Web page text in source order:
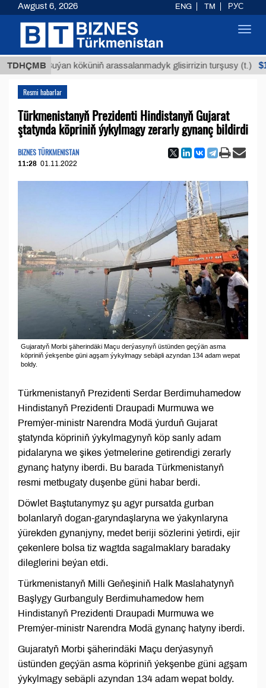
TDHÇMB
Buýan köküniň arassalanmadyk glisirrizin turşusy (t.)
Resmi habarlar
Türkmenistanyň Prezidenti Hindistanyň Gujarat
ştatynda köpriniň ýykylmagy zerarly gynanç bildirdi
BIZNES TÜRKMENISTAN
11:28 01.11.2022
Gujaratyň Morbi şäherindäki Maçu derýasynyň üstünden geçýän asma
köpriniň ýekşenbe güni agşam ýykylmagy sebäpli azyndan 134 adam wepat
boldy.
Türkmenistanyň Prezidenti Serdar Berdimuhamedow
Hindistanyň Prezidenti Draupadi Murmuwa we
Premýer-ministr Narendra Modä ýurduň Gujarat
ştatynda köpriniň ýykylmagynyň köp sanly adam
pidalaryna we şikes ýetmelerine getirendigi zerarly
gynanç hatyny iberdi. Bu barada Türkmenistanyň
resmi metbugaty duşenbe güni habar berdi.
Döwlet Baştutanymyz şu agyr pursatda gurban
bolanlaryň dogan-garyndaşlaryna we ýakynlaryna
ýürekden gynanjyny, medet beriji sözlerini ýetirdi, ejir
çekenlere bolsa tiz wagtda sagalmaklary baradaky
dileglerini beýan etdi.
Türkmenistanyň Milli Geňeşiniň Halk Maslahatynyň
Başlygy Gurbanguly Berdimuhamedow hem
Hindistanyň Prezidenti Draupadi Murmuwa we
Premýer-ministr Narendra Modä gynanç hatyny iberdi.
Gujaratyň Morbi şäherindäki Maçu derýasynyň
üstünden geçýän asma köpriniň ýekşenbe güni agşam
ýykylmagy sebäpli azyndan 134 adam wepat boldy.
Awgust 6, 2026 ENG TM РУС